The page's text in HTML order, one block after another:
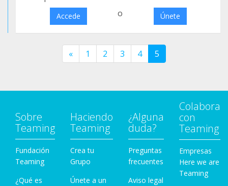
Accede o Únete
« 1 2 3 4 5
Sobre
Teaming
Fundación
Teaming
¿Qué es
Haciendo
Teaming
Crea tu
Grupo
Únete a un
¿Alguna
duda?
Preguntas
frecuentes
Aviso legal
Colabora
con
Teaming
Empresas
Here we are
Teaming